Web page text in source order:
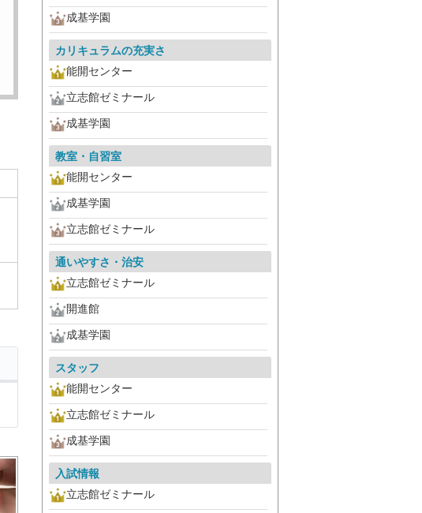
成基学園
カリキュラムの充実さ
能開センター
立志館ゼミナール
成基学園
教室・自習室
能開センター
成基学園
立志館ゼミナール
通いやすさ・治安
立志館ゼミナール
開進館
成基学園
スタッフ
能開センター
立志館ゼミナール
成基学園
入試情報
立志館ゼミナール